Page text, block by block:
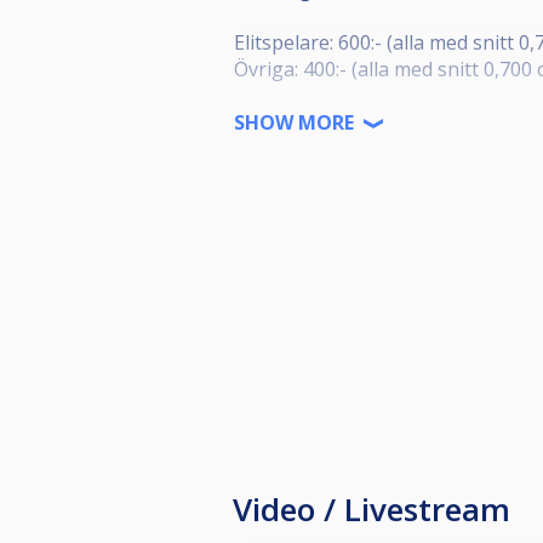
Elitspelare: 600:- (alla med snitt
Övriga: 400:- (alla med snitt 0,700
Antal dagar: Tävling som spelas
SHOW MORE
Video / Livestream